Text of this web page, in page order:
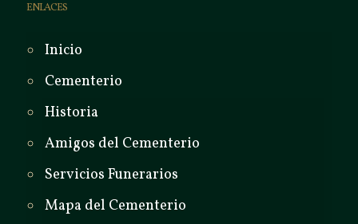
ENLACES
Inicio
Cementerio
Historia
Amigos del Cementerio
Servicios Funerarios
Mapa del Cementerio